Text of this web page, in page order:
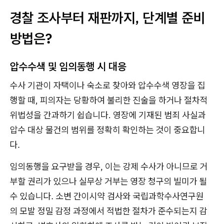
경찰 조사부터 재판까지, 단계별 준비
방법은?
압수수색 및 임의동행 시 대응
수사 기관이 자택이나 숙소로 찾아와 압수수색 영장을 집
행할 때, 피의자는 당황하여 불리한 진술을 하거나 절차적
위법성을 간과하기 쉽습니다. 영장에 기재된 범죄 사실과
압수 대상 물건의 범위를 정확히 확인하는 것이 중요합니
다.
임의동행을 요구받을 경우, 이는 강제 수사가 아니므로 거
부할 권리가 있으나 실무상 거부는 영장 청구의 빌미가 될
수 있습니다. 소변 간이시약 검사와 국립과학수사연구원
의 모발 정밀 감정 과정에서 적법한 절차가 준수되는지 감